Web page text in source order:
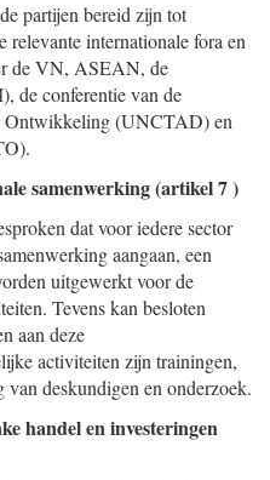
partijen bereid zijn tot
relevante internationale fora en
de VN, ASEAN, de
de conferentie van de
Ontwikkeling (UNCTAD) en
samenwerking (artikel 7 )
dat voor iedere sector
aangaan, een
uitgewerkt voor de
Tevens kan besloten
aan deze
activiteiten zijn trainingen,
deskundigen en onderzoek.
handel en investeringen